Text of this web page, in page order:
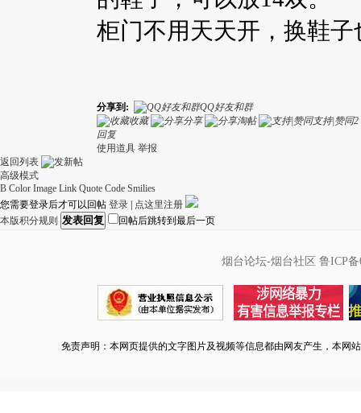
柜门不用天天开，换鞋
分享到:
QQ好友和群
收藏
分享 淘帖 支持|赞同2
回复
使用道具 举报
返回列表
高级模式
B Color Image Link Quote Code Smilies
您需要登录后才可以回帖 登录
点这里注册
本版积分规则 发表回复 回帖后跳转到最后一页
烟台论坛-烟台社区 鲁ICP备
免责声明：本网页提供的文字图片及视频等信息都由网友产生，本网